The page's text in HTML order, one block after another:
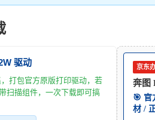
驱动
打包官方原版打印驱动，若
扫描组件，一次下载即可搞
京东
奔图
🎯 官
材 /